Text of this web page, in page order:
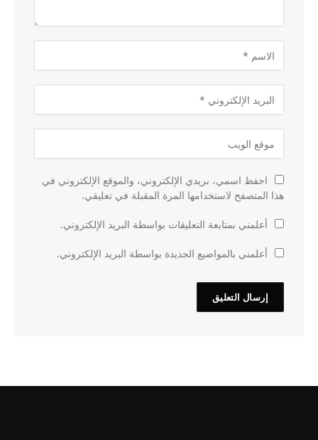
احفظ اسمي، بريدي الإلكتروني، والموقع الإلكتروني في
هذا المتصفح لاستخدامها المرة المقبلة في تعليقي.
أعلمني بمتابعة التعليقات بواسطة البريد الإلكتروني.
أعلمني بالمواضيع الجديدة بواسطة البريد الإلكتروني.